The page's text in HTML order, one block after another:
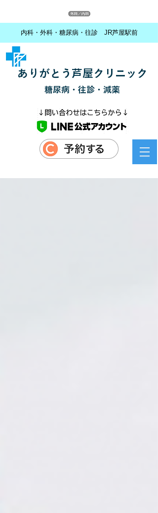
内科・外科・糖尿病・往診 JR芦屋駅前
ありがとう芦屋クリニック
糖尿病・往診・減薬